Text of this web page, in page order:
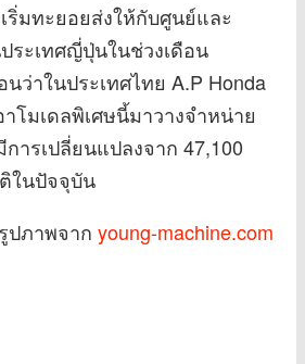
ริ่มทะยอยส่งให้กับศูนย์และ
ระเทศญี่ปุ่นในช่วงเดือน
ว่าในประเทศไทย A.P Honda
โมเดลพิเศษนี้มาวางจำหน่าย
ารเปลี่ยนแปลงจาก 47,100
ในปัจจุบัน
ภาพจาก young-machine.com